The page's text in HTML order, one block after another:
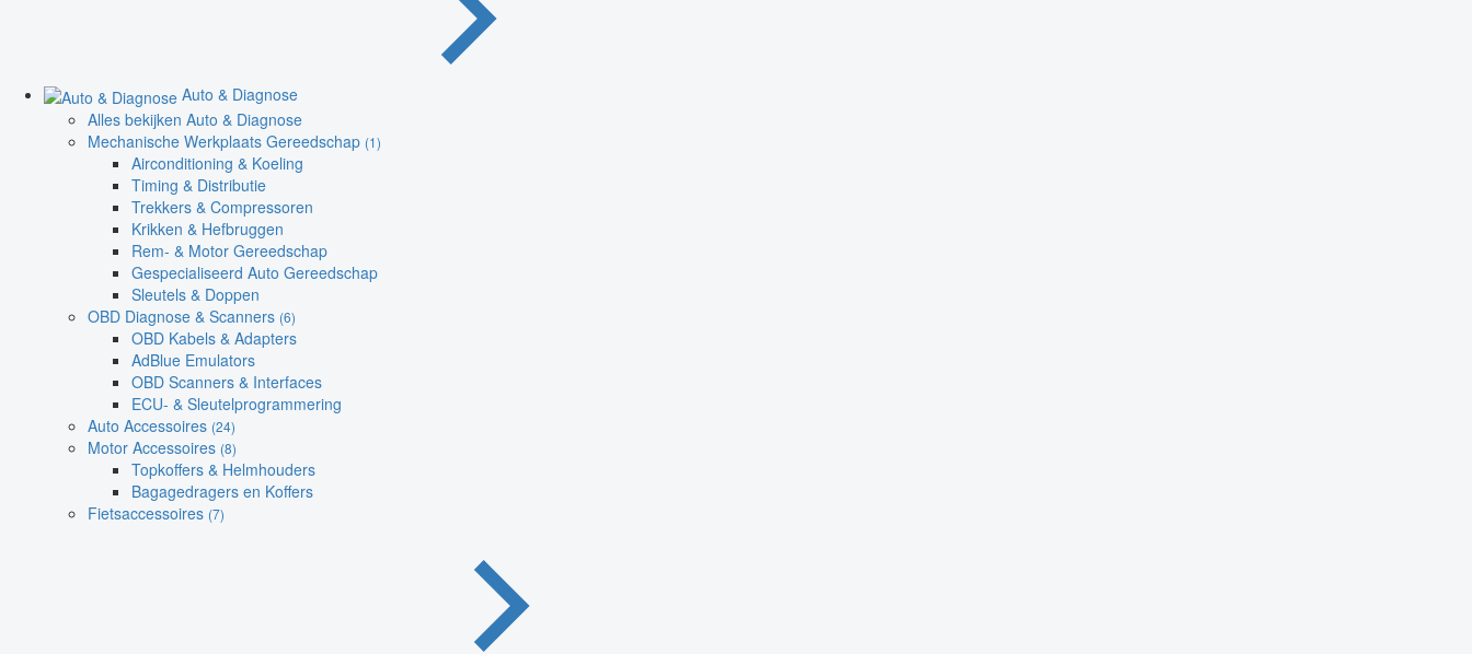
Auto & Diagnose
Alles bekijken Auto & Diagnose
Mechanische Werkplaats Gereedschap (1)
Airconditioning & Koeling
Timing & Distributie
Trekkers & Compressoren
Krikken & Hefbruggen
Rem- & Motor Gereedschap
Gespecialiseerd Auto Gereedschap
Sleutels & Doppen
OBD Diagnose & Scanners (6)
OBD Kabels & Adapters
AdBlue Emulators
OBD Scanners & Interfaces
ECU- & Sleutelprogrammering
Auto Accessoires (24)
Motor Accessoires (8)
Topkoffers & Helmhouders
Bagagedragers en Koffers
Fietsaccessoires (7)